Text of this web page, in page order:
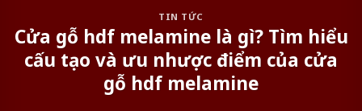
TIN TỨC
Cửa gỗ hdf melamine là gì? Tìm hiểu
cấu tạo và ưu nhược điểm của cửa
gỗ hdf melamine